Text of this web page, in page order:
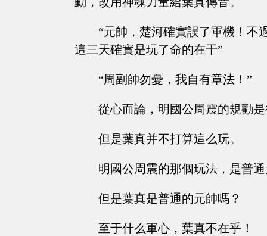
“元帥，楚河確實誤了軍機！不
這三天確實是玩了命的在干”
“周副帥勿憂，我自有章法！”
從心而論，明國公周震的規勸
但是葉真并不打算這么玩。
明國公周震的那個玩法，是普
但是葉真是普通的元帥嗎？
至于什么軍心，葉真不在乎！